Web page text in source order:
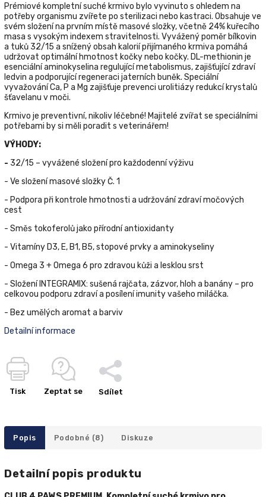
Prémiové kompletní suché krmivo bylo vyvinuto s ohledem na
potřeby organismu zvířete po sterilizaci nebo kastraci. Obsahuje ve
svém složení na prvním místě masové složky, včetně 24% kuřecího
masa s vysokým indexem stravitelnosti. Vyvážený poměr bílkovin
a tuků 32/15 a snížený obsah kalorií přijímaného krmiva pomáhá
udržovat optimální hmotnost kočky nebo kočky. DL-methionin je
esenciální aminokyselina regulující metabolismus, zajišťující zdraví
ledvin a podporující regeneraci jaterních buněk. Speciální
vyvažování Ca, P a Mg zajišťuje prevenci urolitiázy redukcí krystalů
šťavelanu v moči.
Krmivo je preventivní, nikoliv léčebné! Majitelé zvířat se speciálními
potřebami by si měli poradit s veterinářem!
VÝHODY:
- 32/15 – vyvážené složení pro každodenní výživu
- Ve složení masové složky Č. 1
- Podpora při kontrole hmotnosti a udržování zdraví močových
cest
- Směs tokoferolů jako přírodní antioxidanty
- Vitamíny D3, E, B1, B5, stopové prvky a aminokyseliny
- Omega 3 + Omega 6 pro zdravou kůži a lesklou srst
- Složení ІNTEGRAMIX: sušená rajčata, zázvor, hloh a banány – pro
celkovou podporu zdraví a posílení imunity vašeho miláčka.
- Bez umělých aromat a barviv
Detailní informace
Tisk Zeptat se Sdílet
Popis Podobné (8) Diskuze
Detailní popis produktu